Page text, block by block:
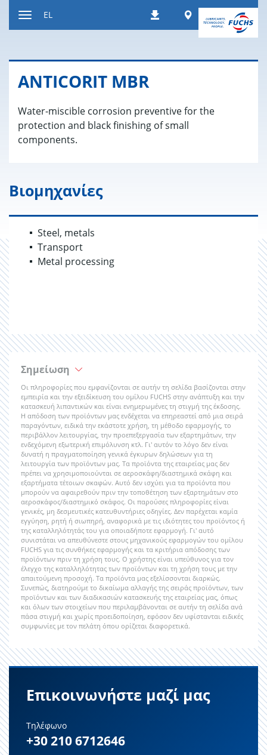
Λήψεις Worldwide
EL
ANTICORIT MBR
Water-miscible corrosion preventive for the
protection and black finishing of small
components.
Βιομηχανίες
Steel, metals
Transport
Metal processing
Σημείωση
Οι πληροφορίες που εμφανίζονται σε αυτήν τη σελίδα βασίζονται στην
εμπειρία και την εξειδίκευση του ομίλου FUCHS στην ανάπτυξη και την
κατασκευή λιπαντικών και είναι ενημερωμένες τη στιγμή της έκδοσης.
Η απόδοση των προϊόντων μας ενδέχεται να επηρεαστεί από μια σειρά
παραγόντων, ειδικά την εκάστοτε χρήση, τη μέθοδο εφαρμογής, το
περιβάλλον λειτουργίας, την προεπεξεργασία των εξαρτημάτων, την
ενδεχόμενη εξωτερική επιμόλυνση κτλ. Γι' αυτόν το λόγο δεν είναι
δυνατή η πραγματοποίηση γενικά έγκυρων δηλώσεων για τη
λειτουργία των προϊόντων μας. Τα προϊόντα της εταιρείας μας δεν
πρέπει να χρησιμοποιούνται σε αεροσκάφη/διαστημικά σκάφη και
εξαρτήματα τέτοιων σκαφών. Αυτό δεν ισχύει για τα προϊόντα που
μπορούν να αφαιρεθούν πριν την τοποθέτηση των εξαρτημάτων στο
αεροσκάφος/διαστημικό σκάφος. Οι παρούσες πληροφορίες είναι
γενικές, μη δεσμευτικές κατευθυντήριες οδηγίες. Δεν παρέχεται καμία
εγγύηση, ρητή ή σιωπηρή, αναφορικά με τις ιδιότητες του προϊόντος ή
της καταλληλότητάς του για οποιαδήποτε εφαρμογή. Γι' αυτό
συνιστάται να απευθύνεστε στους μηχανικούς εφαρμογών του ομίλου
FUCHS για τις συνθήκες εφαρμογής και τα κριτήρια απόδοσης των
προϊόντων πριν τη χρήση τους. Ο χρήστης είναι υπεύθυνος για τον
έλεγχο της καταλληλότητας των προϊόντων και τη χρήση τους με την
απαιτούμενη προσοχή. Τα προϊόντα μας εξελίσσονται διαρκώς.
Συνεπώς, διατηρούμε το δικαίωμα αλλαγής της σειράς προϊόντων, των
προϊόντων και των διαδικασιών κατασκευής της εταιρείας μας, όπως
και όλων των στοιχείων που περιλαμβάνονται σε αυτήν τη σελίδα ανά
πάσα στιγμή και χωρίς προειδοποίηση, εφόσον δεν υφίστανται ειδικές
συμφωνίες με τον πελάτη όπου ορίζεται διαφορετικά.
Επικοινωνήστε μαζί μας
Τηλέφωνο
+30 210 6712646